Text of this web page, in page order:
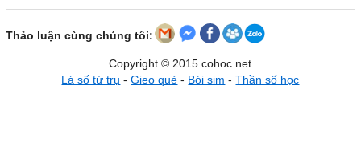
Thảo luận cùng chúng tôi:
Copyright © 2015 cohoc.net
Lá số tứ trụ -Gieo quẻ - Bói sim -Thần số học